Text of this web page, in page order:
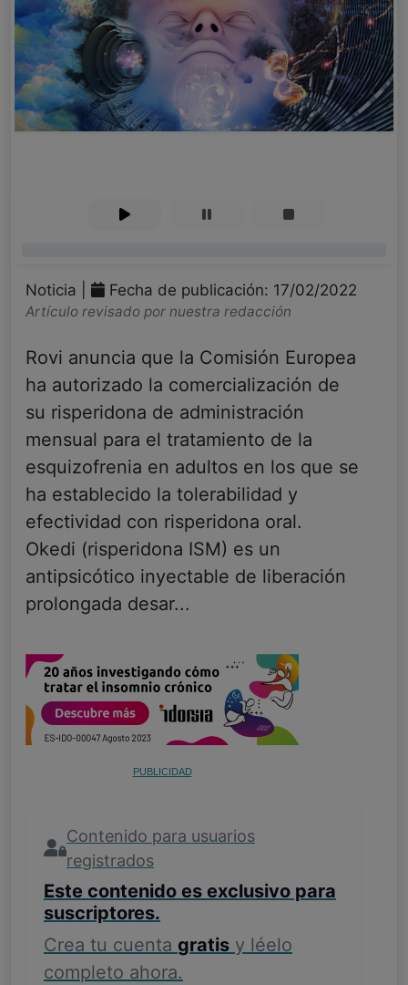
Noticia | Fecha de publicación: 17/02/2022
Artículo revisado por nuestra redacción
Rovi anuncia que la Comisión Europea
ha autorizado la comercialización de
su risperidona de administración
mensual para el tratamiento de la
esquizofrenia en adultos en los que se
ha establecido la tolerabilidad y
efectividad con risperidona oral.
Okedi (risperidona ISM) es un
antipsicótico inyectable de liberación
prolongada desar...
PUBLICIDAD
Contenido para usuarios
registrados
Este contenido es exclusivo para
suscriptores.
Crea tu cuenta gratis y léelo
completo ahora.